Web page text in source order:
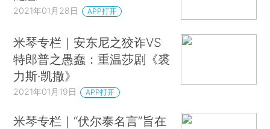
2021年01月28日 APP打开
米琴专栏｜安东尼之狡诈VS
特郎普之愚蠢：重温莎剧《裘
力斯·凯撒》
2021年01月19日 APP打开
米琴专栏｜“伏尔泰名言”旨在